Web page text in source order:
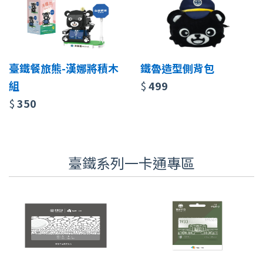
臺鐵餐旅熊-漢娜將積木
組
$350
鐵魯造型側背包
$499
臺鐵系列一卡通專區